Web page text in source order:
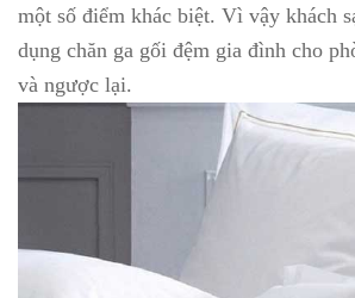
một số điểm khác biệt. Vì vậy khách
dụng chăn ga gối đệm gia đình cho
và ngược lại.